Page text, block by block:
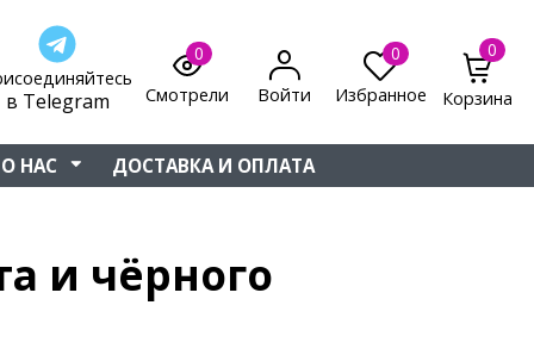
в Telegram
0
Смотрели
Войти
0
Избранное
0
Корзина
О НАС ДОСТАВКА И ОПЛАТА
и чёрного